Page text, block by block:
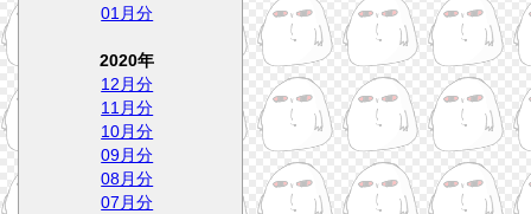
01月分
2020年
12月分
11月分
10月分
09月分
08月分
07月分